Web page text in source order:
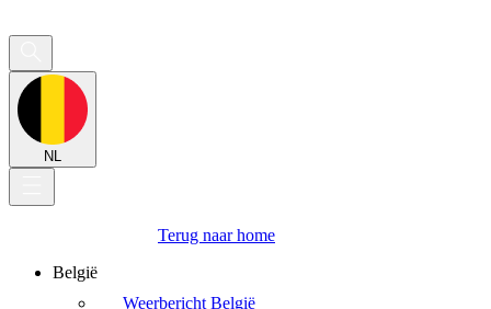
NL
Terug naar home
België
Weerbericht België